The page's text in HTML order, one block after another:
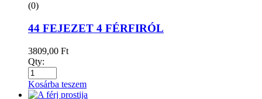
(0)
44 FEJEZET 4 FÉRFIRÓL
3809,00 Ft
Qty:
Kosárba teszem